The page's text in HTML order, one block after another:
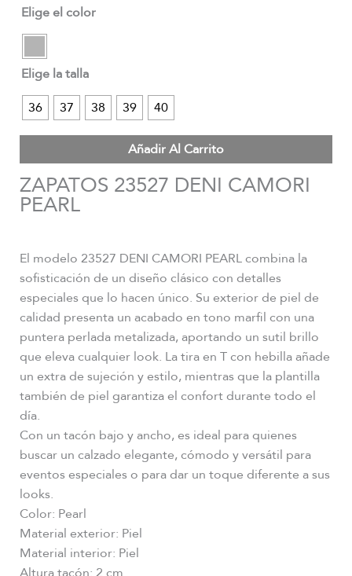
Elige el color
Elige la talla
36
37 38 39 40
Añadir Al Carrito
ZAPATOS 23527 DENI CAMORI
PEARL
El modelo 23527 DENI CAMORI PEARL combina la
sofisticación de un diseño clásico con detalles
especiales que lo hacen único. Su exterior de piel de
calidad presenta un acabado en tono marfil con una
puntera perlada metalizada, aportando un sutil brillo
que eleva cualquier look. La tira en T con hebilla añade
un extra de sujeción y estilo, mientras que la plantilla
también de piel garantiza el confort durante todo el
día.
Con un tacón bajo y ancho, es ideal para quienes
buscar un calzado elegante, cómodo y versátil para
eventos especiales o para dar un toque diferente a sus
looks.
Color: Pearl
Material exterior: Piel
Material interior: Piel